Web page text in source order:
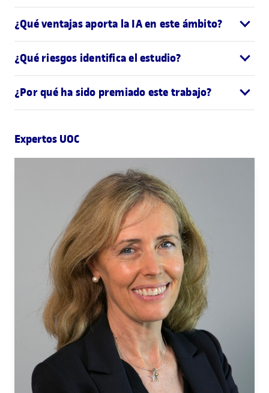
¿Qué ventajas aporta la IA en este ámbito?
¿Qué riesgos identifica el estudio?
¿Por qué ha sido premiado este trabajo?
Expertos UOC